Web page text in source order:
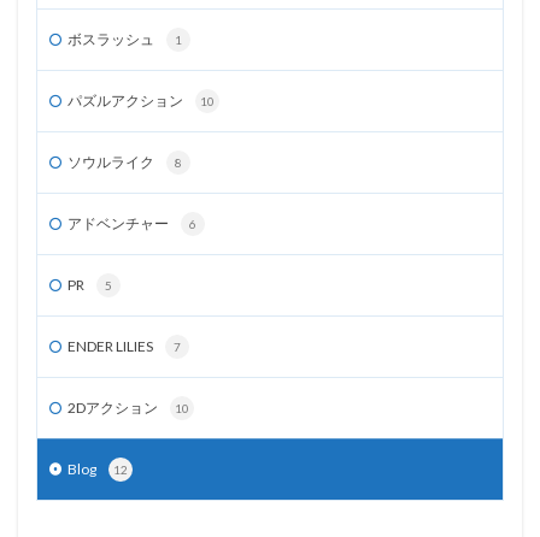
ボスラッシュ 1
パズルアクション 10
ソウルライク 8
アドベンチャー 6
PR 5
ENDER LILIES 7
2Dアクション 10
Blog 12